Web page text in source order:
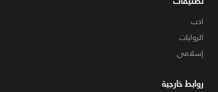
ادب
الروايات
إسلامي
روابط خارجية